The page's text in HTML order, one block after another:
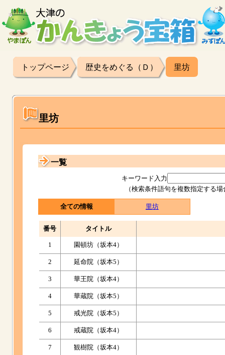
トップページ 歴史をめぐる（Ｄ） 里坊
里坊
一覧
キーワード入力
（検索条件語句を複数指定する
全ての情報 里坊
番号 タイトル
1 園頓坊（坂本4）
2 延命院（坂本5）
3 華王院（坂本4）
4 華蔵院（坂本5）
5 戒光院（坂本5）
6 戒蔵院（坂本4）
7 観樹院（坂本4）